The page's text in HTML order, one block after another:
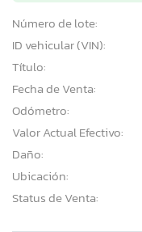
Número de lote:
ID vehicular (VIN):
Título:
Fecha de Venta:
Odómetro:
Valor Actual Efectivo:
Daño:
Ubicación:
Status de Venta: